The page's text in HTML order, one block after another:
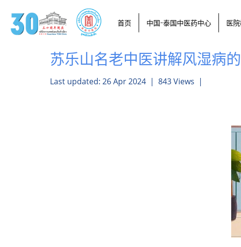
首页 中国-泰国中医药中心 医
苏乐山名老中医讲解风湿病
Last updated: 26 Apr 2024 | 843 Views |